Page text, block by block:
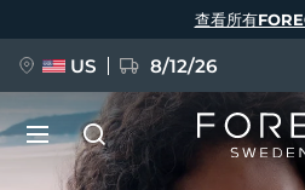
查看所有
US 8/12/26